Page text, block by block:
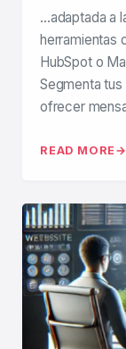
…adaptada a
herramientas
HubSpot o
Segmenta
ofrecer
READ MORE